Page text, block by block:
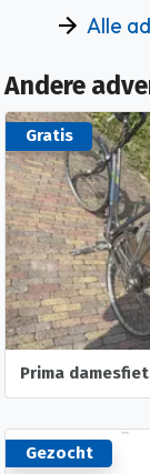
Alle
Andere
Gratis
Prima
Gezocht